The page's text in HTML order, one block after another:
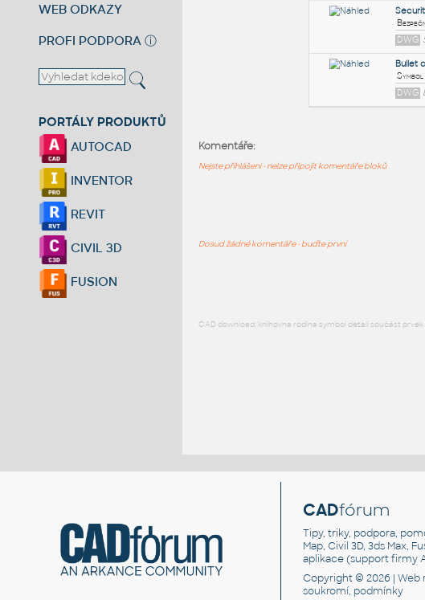
WEB ODKAZY
PROFI PODPORA ⓘ
PORTÁLY PRODUKTŮ
AUTOCAD
INVENTOR
REVIT
CIVIL 3D
FUSION
Komentáře:
Nejste přihlášeni - nelze připojit komentáře bloků
Dosud žádné komentáře - buďte první
CAD download: knihovna rodina symbol detail součást
CADfórum
Tipy, triky, podpora,
Map, Civil 3D, 3ds Max,
aplikace (support firmy
Copyright © 2026 |Web
soukromí, podmínky